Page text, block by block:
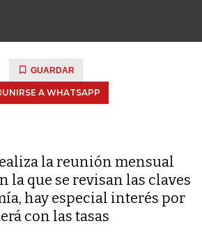
GUARDAR
UNIRSE A WHATSAPP
la reunión mensual
la que se revisan las claves
hay especial interés por
con las tasas